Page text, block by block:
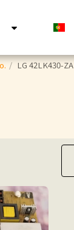
LG 42LK430-ZA